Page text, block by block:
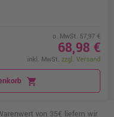
o. MwSt. 57,97 €
68,98 €
inkl. MwSt. zzgl. Versand
shopping_cart
von 35€ liefern wir